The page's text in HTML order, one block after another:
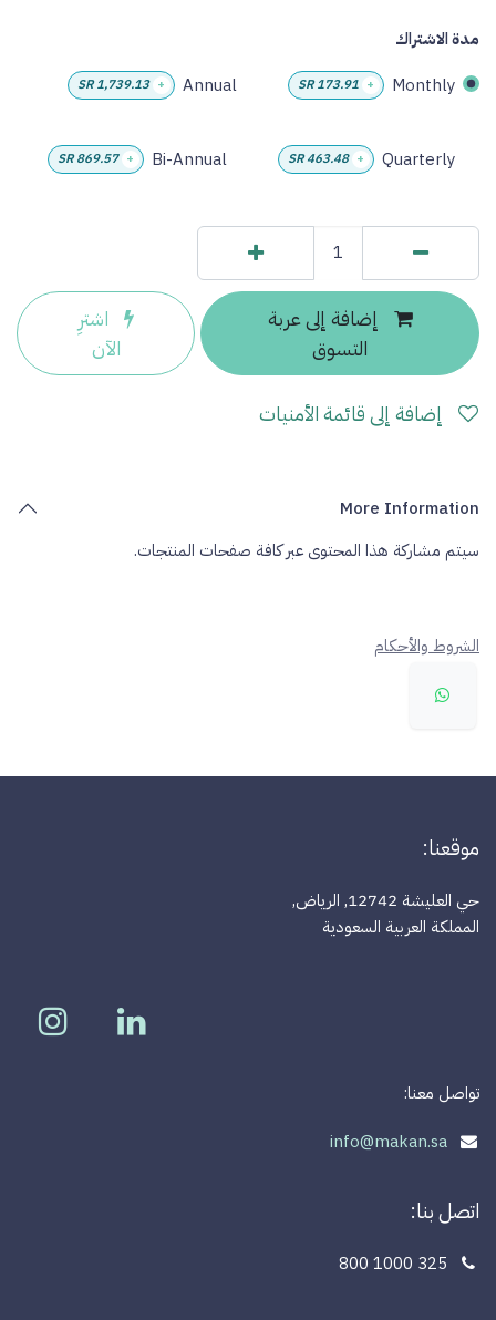
مدة الاشتراك
Monthly
+
173.91
SR
Annual
+
1,739.13
SR
Quarterly
+
463.48
SR
Bi-Annual
+
869.57
SR
إضافة إلى عربة
التسوق
اشترِ
الآن
More Information
سيتم مشاركة هذا المحتوى عبر كافة صفحات المنتجات.
الشروط والأحكام
موقعنا:
حي العليشة 12742, الرياض,
المملكة العربية السعودية
تواصل معنا:
info@makan.sa
اتصل بنا:
800 1000 325